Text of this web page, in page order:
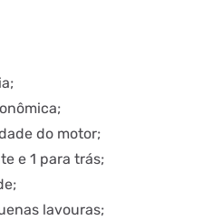
do motor;
e 1 para trás;
lavouras;